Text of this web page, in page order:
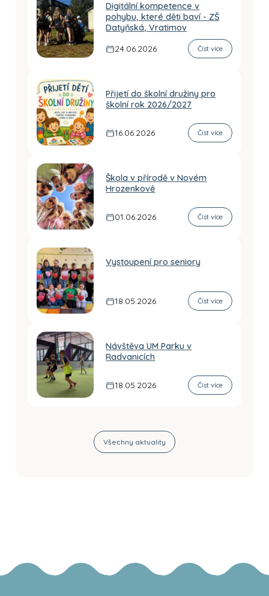
Digitální kompetence v
pohybu, které děti baví - ZŠ
Datyňská, Vratimov
24.06.2026
Číst více
Přijetí do školní družiny pro
školní rok 2026/2027
16.06.2026 Číst více
Škola v přírodě v Novém
Hrozenkově
01.06.2026 Číst více
Vystoupení pro seniory
18.05.2026 Číst více
Návštěva UM Parku v
Radvanicích
18.05.2026 Číst více
Všechny aktuality